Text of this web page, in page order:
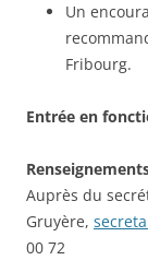
Un
Fribourg.
Entrée en
Auprès du
Gruyère,
00 72